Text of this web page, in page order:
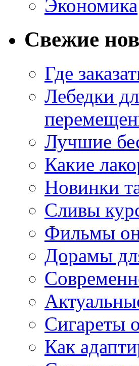
Экономика
Свежие
Где
Лебедки
Лучшие
Какие
Новинки
Сливы
Фильмы
Дорамы
Сигареты
Как